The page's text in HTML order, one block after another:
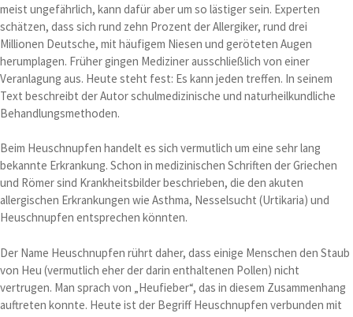
meist ungefährlich, kann dafür aber um so lästiger sein. Experten
schätzen, dass sich rund zehn Prozent der Allergiker, rund drei
Millionen Deutsche, mit häufigem Niesen und geröteten Augen
herumplagen. Früher gingen Mediziner ausschließlich von einer
Veranlagung aus. Heute steht fest: Es kann jeden treffen. In seinem
Text beschreibt der Autor schulmedizinische und naturheilkundliche
Behandlungsmethoden.
Beim Heuschnupfen handelt es sich vermutlich um eine sehr lang
bekannte Erkrankung. Schon in medizinischen Schriften der Griechen
und Römer sind Krankheitsbilder beschrieben, die den akuten
allergischen Erkrankungen wie Asthma, Nesselsucht (Urtikaria) und
Heuschnupfen entsprechen könnten.
Der Name Heuschnupfen rührt daher, dass einige Menschen den Staub
von Heu (vermutlich eher der darin enthaltenen Pollen) nicht
vertrugen. Man sprach von „Heufieber“, das in diesem Zusammenhang
auftreten konnte. Heute ist der Begriff Heuschnupfen verbunden mit